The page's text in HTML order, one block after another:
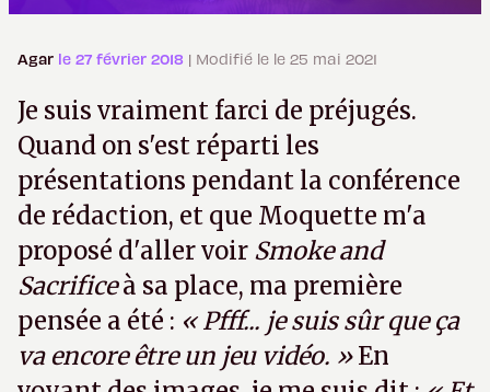
Agar le 27 février 2018 | Modifié le le 25 mai 2021
Je suis vraiment farci de préjugés.
Quand on s'est réparti les
présentations pendant la conférence
de rédaction, et que Moquette m'a
proposé d'aller voir Smoke and
Sacrificeà sa place, ma première
pensée a été : « Pfff... je suis sûr que ça
va encore être un jeu vidéo. »En